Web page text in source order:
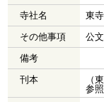
寺社名
東
その他事項
公
備考
刊本
（
参